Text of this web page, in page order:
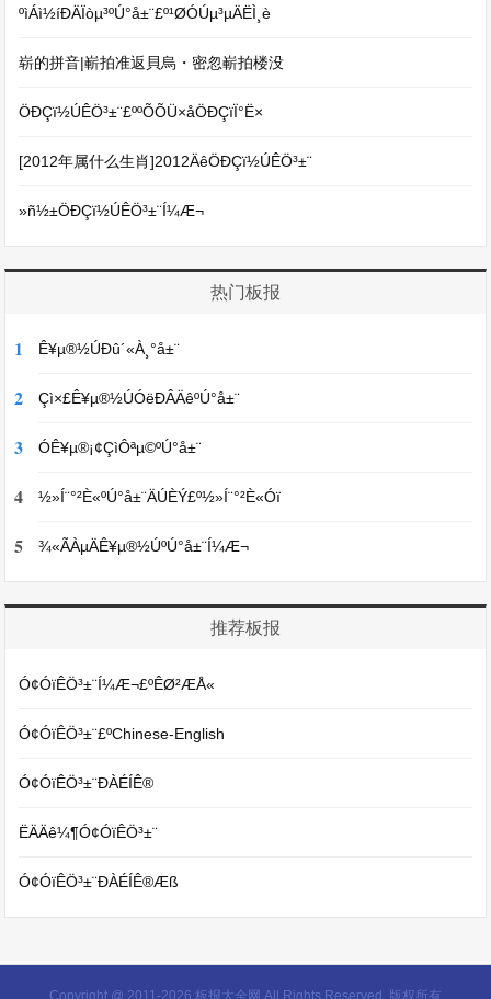
ºìÁì½íÐÄÏòµ³ºÚ°å±¨£º¹ØÓÚµ³µÄËÌ¸è
崭的拼音|嶄拍准返貝烏・密忽嶄拍楼没
ÖÐÇï½ÚÊÖ³­±¨£ººÕÕÜ×åÖÐÇïÏ°Ë×
[2012年属什么生肖]2012ÄêÖÐÇï½ÚÊÖ³­±¨
»ñ½±ÖÐÇï½ÚÊÖ³­±¨Í¼Æ¬
热门板报
1 Ê¥µ®½ÚÐû´«À¸°å±¨
2 Çì×£Ê¥µ®½ÚÓëÐÂÄêºÚ°å±¨
3 Ó­Ê¥µ®¡¢ÇìÔªµ©ºÚ°å±¨
4 ½»Í¨°²È«ºÚ°å±¨ÄÚÈÝ£º½»Í¨°²È«Óï
5 ¾«ÃÀµÄÊ¥µ®½ÚºÚ°å±¨Í¼Æ¬
推荐板报
Ó¢ÓïÊÖ³­±¨Í¼Æ¬£ºÊØ²ÆÅ«
Ó¢ÓïÊÖ³­±¨£ºChinese-English
Ó¢ÓïÊÖ³­±¨ÐÀÉÍÊ®
ËÄÄê¼¶Ó¢ÓïÊÖ³­±¨
Ó¢ÓïÊÖ³­±¨ÐÀÉÍÊ®Æß
Copyright @ 2011-2026 板报大全网 All Rights Reserved. 版权所有